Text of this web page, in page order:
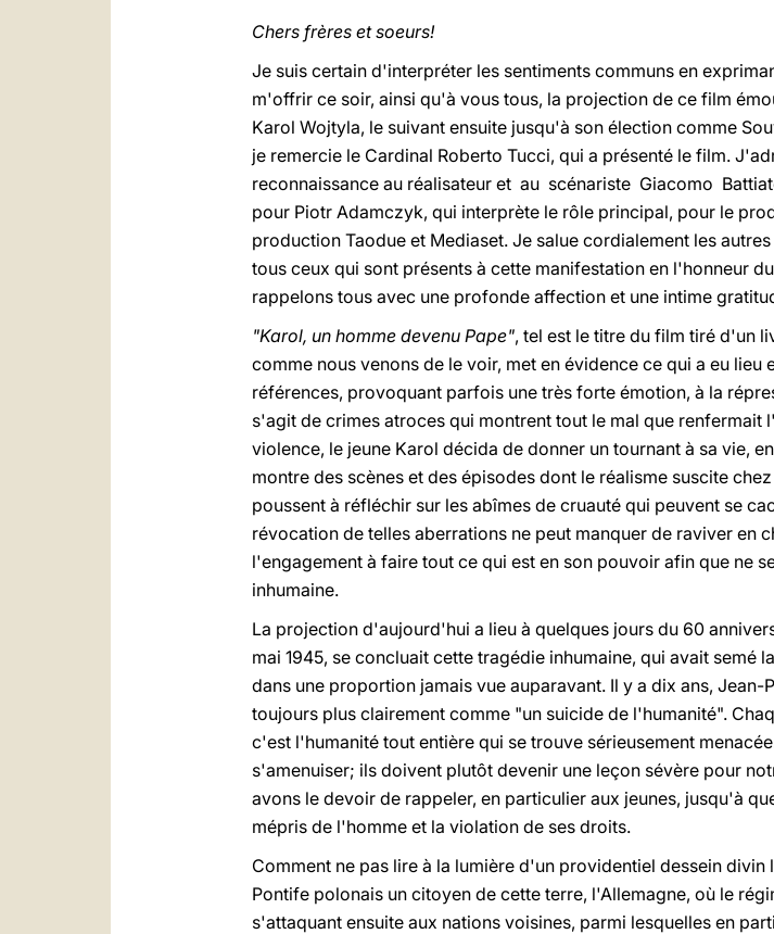
Chers frères et soeurs!
Je suis certain d'interpréter les sentiments communs en
m'offrir ce soir, ainsi qu'à vous tous, la projection de ce film
Karol Wojtyla, le suivant ensuite jusqu'à son élection comme
je remercie le Cardinal Roberto Tucci, qui a présenté le film.
reconnaissance au réalisateur et au scénariste Giacomo
pour Piotr Adamczyk, qui interprète le rôle principal, pour le
production Taodue et Mediaset. Je salue cordialement les
tous ceux qui sont présents à cette manifestation en l'honneur
rappelons tous avec une profonde affection et une intime
"Karol, un homme devenu Pape", tel est le titre du film tiré d'un
comme nous venons de le voir, met en évidence ce qui a eu
références, provoquant parfois une très forte émotion, à la
s'agit de crimes atroces qui montrent tout le mal que
violence, le jeune Karol décida de donner un tournant à sa vie,
montre des scènes et des épisodes dont le réalisme suscite
poussent à réfléchir sur les abîmes de cruauté qui peuvent se
révocation de telles aberrations ne peut manquer de raviver en
l'engagement à faire tout ce qui est en son pouvoir afin que ne
inhumaine.
La projection d'aujourd'hui a lieu à quelques jours du 60
mai 1945, se concluait cette tragédie inhumaine, qui avait semé
dans une proportion jamais vue auparavant. Il y a dix ans,
toujours plus clairement comme "un suicide de l'humanité".
c'est l'humanité tout entière qui se trouve sérieusement
s'amenuiser; ils doivent plutôt devenir une leçon sévère pour
avons le devoir de rappeler, en particulier aux jeunes, jusqu'à
mépris de l'homme et la violation de ses droits.
Comment ne pas lire à la lumière d'un providentiel dessein
Pontife polonais un citoyen de cette terre, l'Allemagne, où le
s'attaquant ensuite aux nations voisines, parmi lesquelles en